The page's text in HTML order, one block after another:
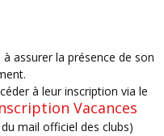
à leur inscription via le
Vacances
mail officiel des clubs)